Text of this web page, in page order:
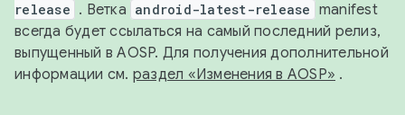
release . Ветка android-latest-release manifest
всегда будет ссылаться на самый последний релиз,
выпущенный в AOSP. Для получения дополнительной
информации см. раздел «Изменения в AOSP» .